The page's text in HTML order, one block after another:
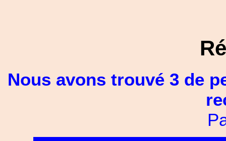
Nous avons trouvé 3 de